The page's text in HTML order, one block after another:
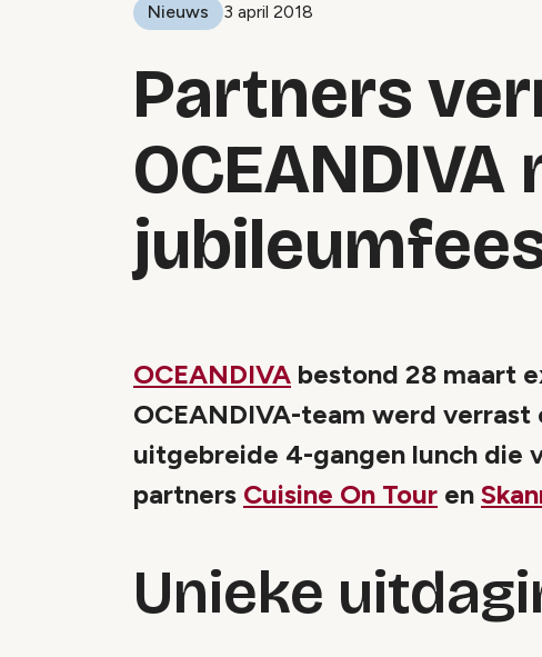
Nieuws 3 april 2018
Partners
OCEANDIVA
OCEANDIVA bestond 28 maart
OCEANDIVA-team werd verrast
uitgebreide 4-gangen lunch die
partners Cuisine On Tour en
Unieke